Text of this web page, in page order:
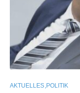
AKTUELLES POLITIK